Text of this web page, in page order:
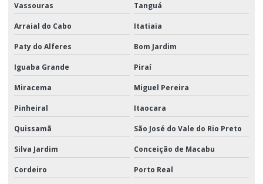
Vassouras Tanguá
Arraial do Cabo Itatiaia
Paty do Alferes Bom Jardim
Iguaba Grande Piraí
Miracema Miguel Pereira
Pinheiral Itaocara
Quissamã São José do Vale do Rio Preto
Silva Jardim Conceição de Macabu
Cordeiro Porto Real